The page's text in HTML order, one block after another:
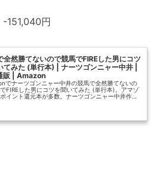
151,040円
全然勝てないので競馬でFIREした男にコツ
てみた (単行本) | ナーツゴンニャー中井 |
販 | Amazon
でナーツゴンニャー中井の競馬で全然勝てないの
FIREした男にコツを聞いてみた (単行本)。アマゾ
イント還元本が多数。ナーツゴンニャー中井作品